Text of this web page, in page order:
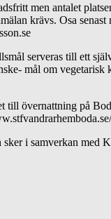
men antalet
krävs. Osa
serveras till ett
mål om vegetarisk
till övernattning på
sker i samverkan med